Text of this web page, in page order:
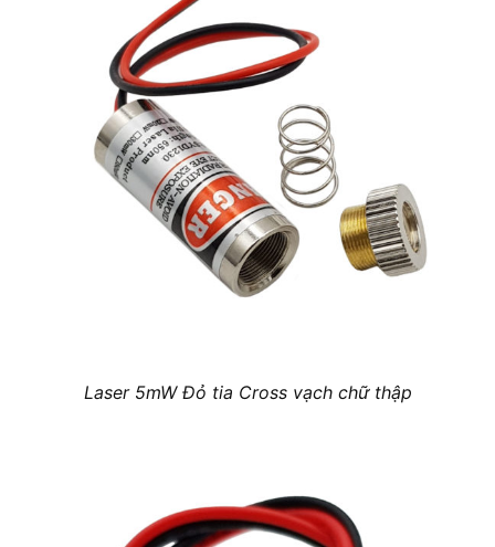
Laser 5mW Đỏ tia Cross vạch chữ thập